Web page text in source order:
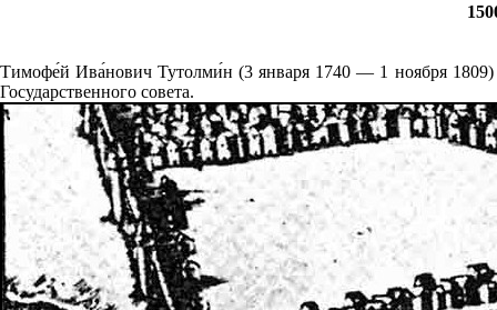
Тимофе́й Ива́нович Тутолми́н (3 января 1740 — 1 ноября 1809)
Государственного совета.